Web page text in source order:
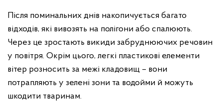
Після поминальних днів накопичується багато
відходів, які вивозять на полігони або спалюють.
Через це зростають викиди забруднюючих речовин
у повітря. Окрім цього, легкі пластикові елементи
вітер розносить за межі кладовищ – вони
потрапляють у зелені зони та водойми й можуть
шкодити тваринам.